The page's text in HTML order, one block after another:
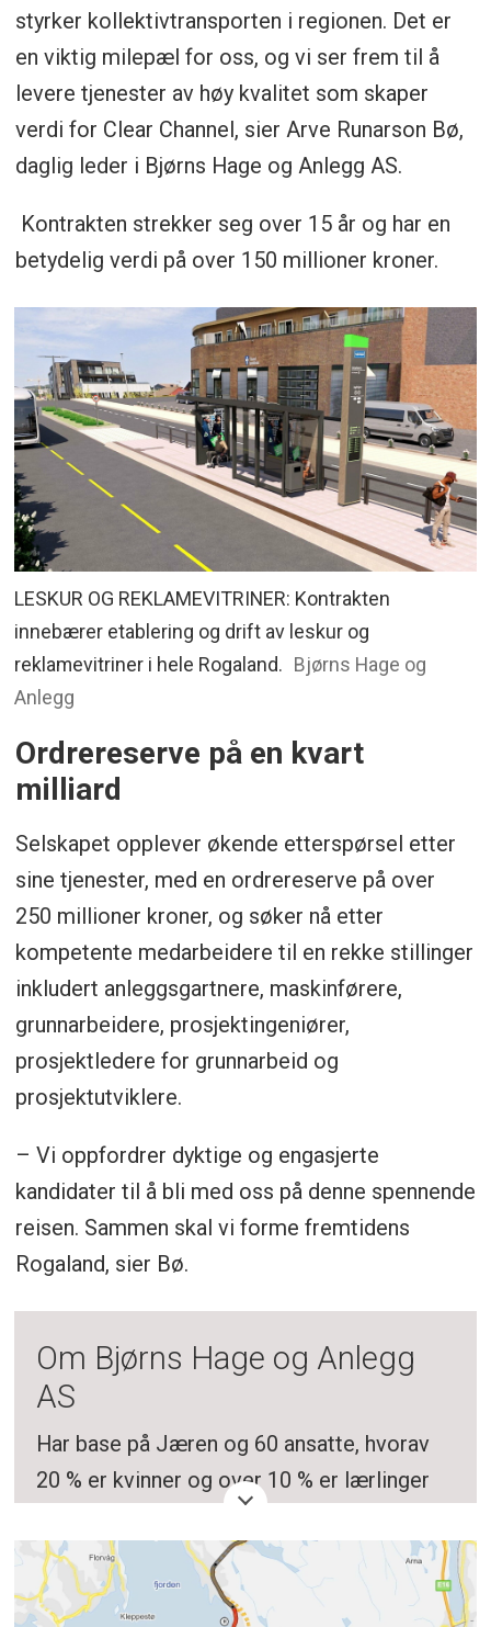
styrker kollektivtransporten i regionen. Det er
en viktig milepæl for oss, og vi ser frem til å
levere tjenester av høy kvalitet som skaper
verdi for Clear Channel, sier Arve Runarson Bø,
daglig leder i Bjørns Hage og Anlegg AS.
Kontrakten strekker seg over 15 år og har en
betydelig verdi på over 150 millioner kroner.
LESKUR OG REKLAMEVITRINER: Kontrakten
innebærer etablering og drift av leskur og
reklamevitriner i hele Rogaland. Bjørns Hage og
Anlegg
Ordrereserve på en kvart
milliard
Selskapet opplever økende etterspørsel etter
sine tjenester, med en ordrereserve på over
250 millioner kroner, og søker nå etter
kompetente medarbeidere til en rekke stillinger
inkludert anleggsgartnere, maskinførere,
grunnarbeidere, prosjektingeniører,
prosjektledere for grunnarbeid og
prosjektutviklere.
– Vi oppfordrer dyktige og engasjerte
kandidater til å bli med oss på denne spennende
reisen. Sammen skal vi forme fremtidens
Rogaland, sier Bø.
Om Bjørns Hage og Anlegg
AS
Har base på Jæren og 60 ansatte, hvorav
20 % er kvinner og over 10 % er lærlinger
anleggsgartnerfaget, mur- og tømrerarbeid,
og er hovedaksjonær i Jostein Myge AS,